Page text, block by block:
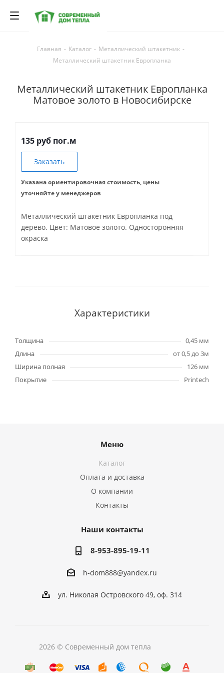
Главная - Каталог - Металлический штакетник -
Металлический штакетник Европланка
Металлический штакетник Европланка
Матовое золото в Новосибирске
135 руб пог.м
Заказать
Указана ориентировочная стоимость, цены
уточняйте у менеджеров
Металлический штакетник Европланка под
дерево. Цвет: Матовое золото. Односторонняя
окраска
Характеристики
Толщина
0,45 мм
Длина
от 0,5 до 3м
Ширина полная
126 мм
Покрытие
Printech
Меню
Каталог
Оплата и доставка
О компании
Контакты
Наши контакты
8-953-895-19-11
h-dom888@yandex.ru
ул. Николая Островского 49, оф. 314
2026 © Современный дом тепла